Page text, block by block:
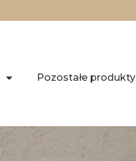
Pozostałe produkty